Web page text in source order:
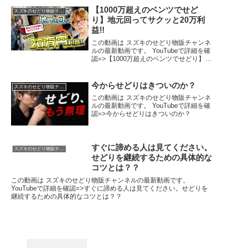
スズキのせどり物販チャンネル
【1000万超えのベンツでせど
り】地元回ってサクッと20万利
益!!
この動画は スズキのせどり物販チャンネ
ルの最新動画です。 YouTubeで詳細を確
認=>【1000万超えのベンツでせどり】地
今からせどりはきついのか？
この動画は スズキのせどり物販チャンネ
ルの最新動画です。 YouTubeで詳細を確
認=>今からせどりはきついのか？
スズキのせどり物販チャンネル
すぐに諦める人は見てください。
せどりを継続するための具体的な
コツとは？？
この動画は スズキのせどり物販チャンネルの最新動画です。
YouTubeで詳細を確認=>すぐに諦める人は見てください。せどりを
継続するための具体的なコツとは？？